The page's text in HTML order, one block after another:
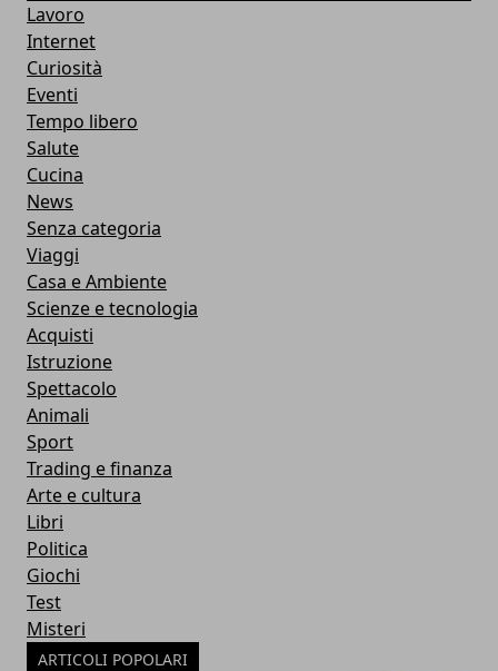
Lavoro
Internet
Curiosità
Eventi
Tempo libero
Salute
Cucina
News
Senza categoria
Viaggi
Casa e Ambiente
Scienze e tecnologia
Acquisti
Istruzione
Spettacolo
Animali
Sport
Trading e finanza
Arte e cultura
Libri
Politica
Giochi
Test
Misteri
ARTICOLI POPOLARI